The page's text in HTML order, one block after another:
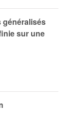
généralisés
sur une